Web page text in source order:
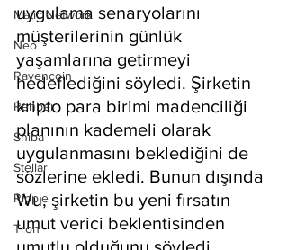
Matic Network
Neo
Ravencoin
Rehber
Shiba
Stellar
Ripple
Tron
uygulama senaryolarını
müşterilerinin günlük
yaşamlarına getirmeyi
hedeflediğini söyledi. Şirketin
kripto para birimi madenciliği
planının kademeli olarak
uygulanmasını beklediğini de
sözlerine ekledi. Bunun dışında
Wu, şirketin bu yeni fırsatın
umut verici beklentisinden